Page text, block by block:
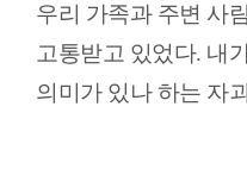
우리 가족과 주변 사
고통받고 있었다. 내
의미가 있나 하는 자